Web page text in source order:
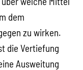
dem
zu wirken.
die Vertiefung
Ausweitung